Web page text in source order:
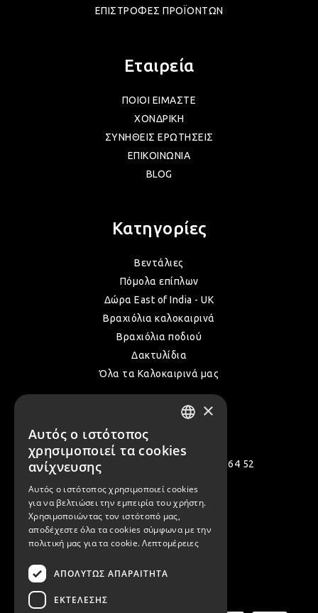
ΕΠΙΣΤΡΟΦΕΣ ΠΡΟΪΟΝΤΩΝ
Εταιρεία
ΠΟΙΟΙ ΕΙΜΑΣΤΕ
ΧΟΝΔΡΙΚΗ
ΣΥΝΗΘΕΙΣ ΕΡΩΤΗΣΕΙΣ
ΕΠΙΚΟΙΝΩΝΙΑ
BLOG
Κατηγορίες
Βεντάλιες
Πόμολα επίπλων
Δώρα East of India - UK
Βραχιόλια καλοκαιρινά
Βραχιόλια ποδιού
Δακτυλίδια
Όλα τα Καλοκαιρινά μας
Επικοινωνία
Πολεμιστών 12, Αργυρούπολη 164 52
[email protected]
( +30 ) 2109935480
( +30 ) 2109954994
×
Αυτός ο ιστότοπος
χρησιμοποιεί τα cookies
ανίχνευσης
Αυτός ο ιστότοπος χρησιμοποιεί cookies
για να βελτιώσει την εμπειρία του χρήστη.
Χρησιμοποιώντας τον ιστότοπό μας,
αποδέχεστε όλα τα cookies σύμφωνα με την
πολιτική μας για τα cookie. Λεπτομέρειες
ΑΠΟΛΎΤΩΣ ΑΠΑΡΑΊΤΗΤΑ
ΕΚΤΈΛΕΣΗΣ